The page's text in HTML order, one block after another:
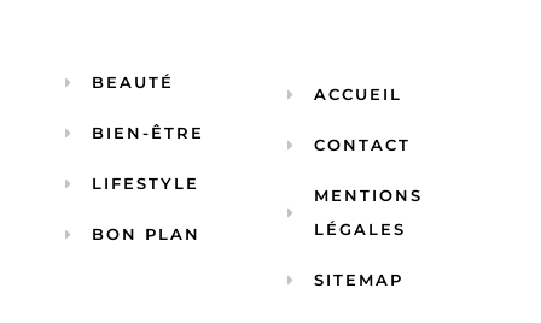
BEAUTÉ
BIEN-ÊTRE
LIFESTYLE
BON PLAN
ACCUEIL
CONTACT
MENTIONS
LÉGALES
SITEMAP